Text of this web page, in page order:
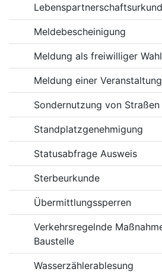
Meldebescheinigung
Meldung als freiwilliger
Meldung einer Veranstaltung
Sondernutzung von Straßen
Standplatzgenehmigung
Statusabfrage Ausweis
Sterbeurkunde
Übermittlungssperren
Verkehrsregelnde
Baustelle
Wasserzählerablesung